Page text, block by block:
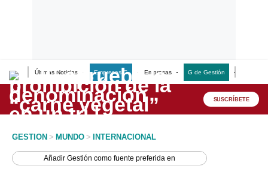
Últimas Noticias Empresas G Empresas G de Gestión
Lo último
Peru Quiosco SUSCRÍBETE
GESTION > MUNDO > INTERNACIONAL
AñadirGestión como fuente preferida en